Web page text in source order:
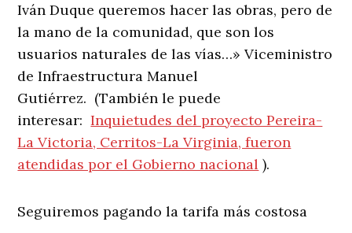
Iván Duque queremos hacer las obras, pero de
la mano de la comunidad, que son los
usuarios naturales de las vías…» Viceministro
de Infraestructura Manuel
Gutiérrez. (También le puede
interesar:Inquietudes del proyecto Pereira-
La Victoria, Cerritos-La Virginia, fueron
atendidas por el Gobierno nacional ).
Seguiremos pagando la tarifa más costosa